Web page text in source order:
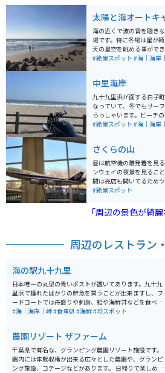
太陽と海オートキ
海の近くで波の音を聴き
場です。特に冬場は星が
天の星空を眺める事がで
ていますが、コンビニが
め、寒いのが苦手な方は
です。
#絶景スポット #海｜海岸
中里海岸
九十九里浜が面する白子
なっていて、冬でもサー
らっしゃいます。ビーチ
浜を散歩するのも楽しい
#絶景スポット #海｜海岸
さくらの山
昼は航空機の離発着を見
ンウェイの夜景を見るこ
間は売店も開いてるため
い場所です。休日には航
す。
#絶景スポット
「周辺の景色が綺
周辺のレストラン
海の駅九十九里
日本唯一の丸型の青いポストが置いてあります。九十九
里浜で獲れたばかりの鮮魚を買うことが出来ますし、フ
ードコートでは舟盛りや刺身、蛤や海鮮丼などを食べる
ことが出来ます。また、イワシ漁と九十九里の歴史・文
#海｜海岸｜岬#食事処 #海鮮#珍スポット
農園リゾート ザファーム
千葉県で有名な、グランピング農園リゾート施設です。
園内には体験収穫が出来る広々とした農園や、グランピ
ング施設、コテージなどがあります。 日帰りで楽しめる